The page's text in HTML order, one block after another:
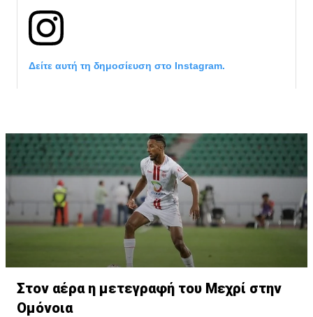
Δείτε αυτή τη δημοσίευση στο Instagram.
Στον αέρα η μετεγραφή του Μεχρί στην
Ομόνοια